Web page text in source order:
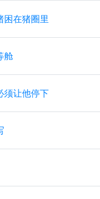
困在猪圈里
舱
须让他停下